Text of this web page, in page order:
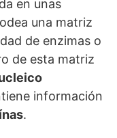
en unas
una matriz
de enzimas o
de esta matriz
información
.